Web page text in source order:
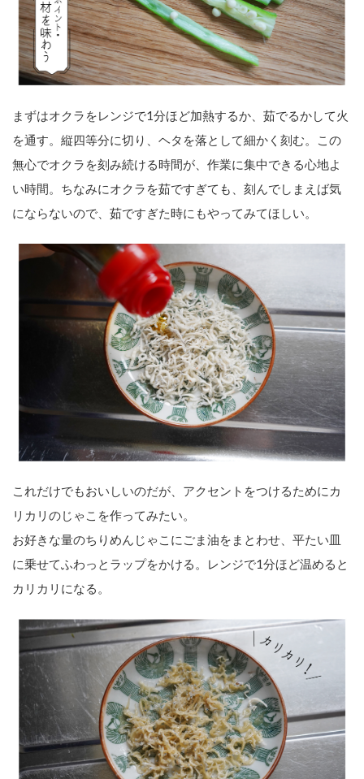
まずはオクラをレンジで1分ほど加熱するか、茹でるかして火
を通す。縦四等分に切り、ヘタを落として細かく刻む。この
無心でオクラを刻み続ける時間が、作業に集中できる心地よ
い時間。ちなみにオクラを茹ですぎても、刻んでしまえば気
にならないので、茹ですぎた時にもやってみてほしい。
これだけでもおいしいのだが、アクセントをつけるためにカ
リカリのじゃこを作ってみたい。
お好きな量のちりめんじゃこにごま油をまとわせ、平たい皿
に乗せてふわっとラップをかける。レンジで1分ほど温めると
カリカリになる。